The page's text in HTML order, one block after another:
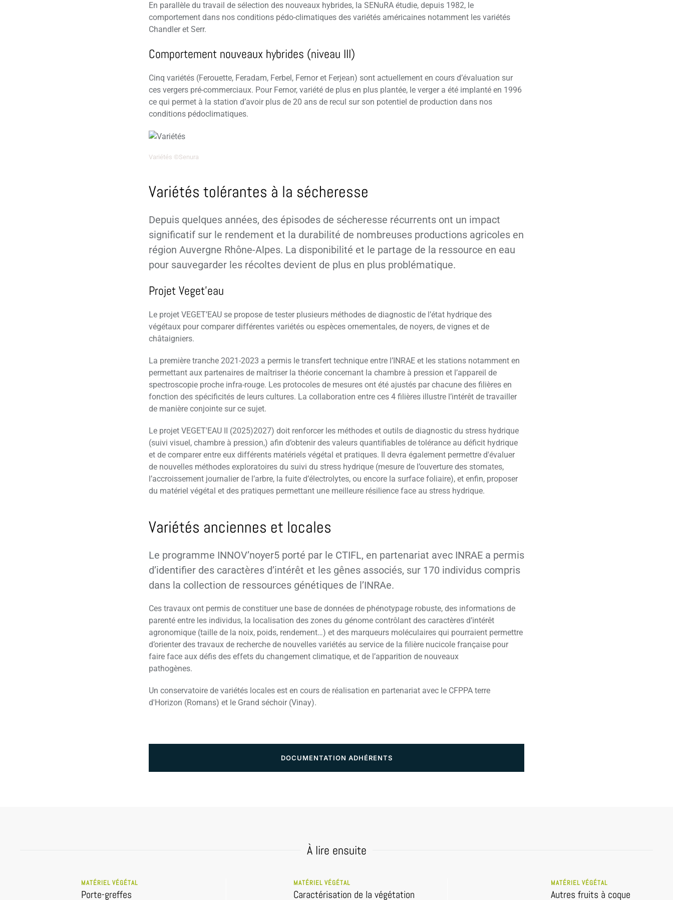
En parallèle du travail de sélection des nouveaux hybrides, la SENuRA étudie, depuis 1982, le
comportement dans nos conditions pédo-climatiques des variétés américaines notamment les variétés
Chandler et Serr.
Comportement nouveaux hybrides (niveau III)
Cinq variétés (Ferouette, Feradam, Ferbel, Fernor et Ferjean) sont actuellement en cours d’évaluation sur
ces vergers pré-commerciaux. Pour Fernor, variété de plus en plus plantée, le verger a été implanté en 1996
ce qui permet à la station d’avoir plus de 20 ans de recul sur son potentiel de production dans nos
conditions pédoclimatiques.
Variétés ©Senura
Variétés tolérantes à la sécheresse
Depuis quelques années, des épisodes de sécheresse récurrents ont un impact
significatif sur le rendement et la durabilité de nombreuses productions agricoles en
région Auvergne Rhône-Alpes. La disponibilité et le partage de la ressource en eau
pour sauvegarder les récoltes devient de plus en plus problématique.
Projet Veget’eau
Le projet VEGET’EAU se propose de tester plusieurs méthodes de diagnostic de l’état hydrique des
végétaux pour comparer différentes variétés ou espèces ornementales, de noyers, de vignes et de
châtaigniers.
La première tranche 2021-2023 a permis le transfert technique entre l’INRAE et les stations notamment en
permettant aux partenaires de maîtriser la théorie concernant la chambre à pression et l’appareil de
spectroscopie proche infra-rouge. Les protocoles de mesures ont été ajustés par chacune des filières en
fonction des spécificités de leurs cultures. La collaboration entre ces 4 filières illustre l’intérêt de travailler
de manière conjointe sur ce sujet.
Le projet VEGET'EAU II (2025)2027) doit renforcer les méthodes et outils de diagnostic du stress hydrique
(suivi visuel, chambre à pression,) afin d’obtenir des valeurs quantifiables de tolérance au déficit hydrique
et de comparer entre eux différents matériels végétal et pratiques. Il devra également permettre d'évaluer
de nouvelles méthodes exploratoires du suivi du stress hydrique (mesure de l’ouverture des stomates,
l’accroissement journalier de l’arbre, la fuite d’électrolytes, ou encore la surface foliaire), et enfin, proposer
du matériel végétal et des pratiques permettant une meilleure résilience face au stress hydrique.
Variétés anciennes et locales
Le programme INNOV’noyer5 porté par le CTIFL, en partenariat avec INRAE a permis
d’identifier des caractères d’intérêt et les gênes associés, sur 170 individus compris
dans la collection de ressources génétiques de l’INRAe.
Ces travaux ont permis de constituer une base de données de phénotypage robuste, des informations de
parenté entre les individus, la localisation des zones du génome contrôlant des caractères d’intérêt
agronomique (taille de la noix, poids, rendement…) et des marqueurs moléculaires qui pourraient permettre
d’orienter des travaux de recherche de nouvelles variétés au service de la filière nucicole française pour
faire face aux défis des effets du changement climatique, et de l’apparition de nouveaux
pathogènes.
Un conservatoire de variétés locales est en cours de réalisation en partenariat avec le CFPPA terre
d'Horizon (Romans) et le Grand séchoir (Vinay).
DOCUMENTATION ADHÉRENTS
À lire ensuite
MATÉRIEL VÉGÉTAL
Porte-greffes
MATÉRIEL VÉGÉTAL
Caractérisation de la végétation
MATÉRIEL VÉGÉTAL
Autres fruits à coque